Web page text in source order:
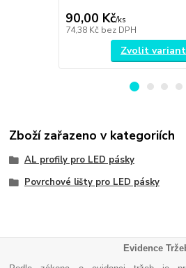
90,00 Kč/ks
74,38 Kč bez DPH
Zvolit
Zboží zařazeno v kategoriích
AL profily pro LED pásky
Povrchové lišty pro LED pásky
Evidence